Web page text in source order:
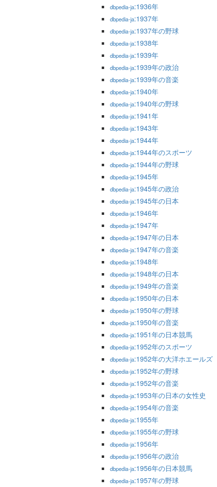
dbpedia-ja:1936年
dbpedia-ja:1937年
dbpedia-ja:1937年の野球
dbpedia-ja:1938年
dbpedia-ja:1939年
dbpedia-ja:1939年の政治
dbpedia-ja:1939年の音楽
dbpedia-ja:1940年
dbpedia-ja:1940年の野球
dbpedia-ja:1941年
dbpedia-ja:1943年
dbpedia-ja:1944年
dbpedia-ja:1944年のスポーツ
dbpedia-ja:1944年の野球
dbpedia-ja:1945年
dbpedia-ja:1945年の政治
dbpedia-ja:1945年の日本
dbpedia-ja:1946年
dbpedia-ja:1947年
dbpedia-ja:1947年の日本
dbpedia-ja:1947年の音楽
dbpedia-ja:1948年
dbpedia-ja:1948年の日本
dbpedia-ja:1949年の音楽
dbpedia-ja:1950年の日本
dbpedia-ja:1950年の野球
dbpedia-ja:1950年の音楽
dbpedia-ja:1951年の日本競馬
dbpedia-ja:1952年のスポーツ
dbpedia-ja:1952年の大洋ホエールズ
dbpedia-ja:1952年の野球
dbpedia-ja:1952年の音楽
dbpedia-ja:1953年の日本の女性史
dbpedia-ja:1954年の音楽
dbpedia-ja:1955年
dbpedia-ja:1955年の野球
dbpedia-ja:1956年
dbpedia-ja:1956年の政治
dbpedia-ja:1956年の日本競馬
dbpedia-ja:1957年の野球